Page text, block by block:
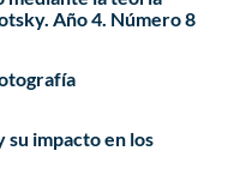
Año 4. Número 8
su impacto en los